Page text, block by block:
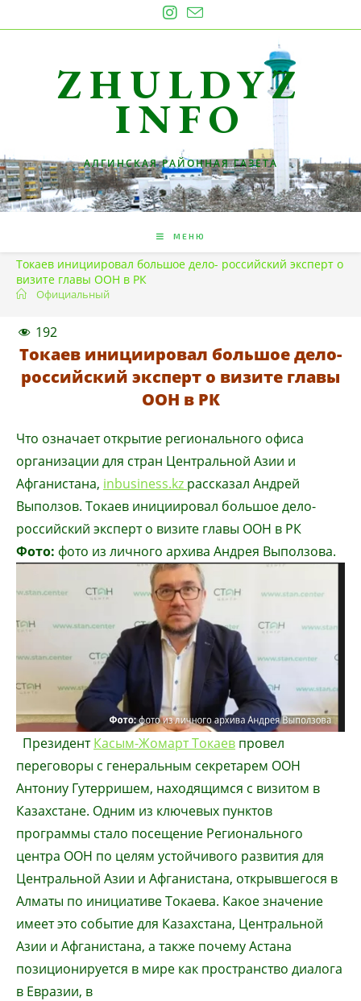
к
ZHULDYZ
INFO
АЛГИНСКАЯ РАЙОННАЯ ГАЗЕТА
МЕНЮ
Токаев инициировал большое дело- российский эксперт о
визите главы ООН в РК
Официальный
192
Токаев инициировал большое дело-
российский эксперт о визите главы
ООН в РК
Что означает открытие регионального офиса
организации для стран Центральной Азии и
Афганистана, inbusiness.kz рассказал Андрей
Выползов. Токаев инициировал большое дело-
российский эксперт о визите главы ООН в РК
Фото: фото из личного архива Андрея Выползова.
ПрезидентКасым-Жомарт Токаев провел
переговоры с генеральным секретарем ООН
Антониу Гутерришем, находящимся с визитом в
Казахстане. Одним из ключевых пунктов
программы стало посещение Регионального
центра ООН по целям устойчивого развития для
Центральной Азии и Афганистана, открывшегося в
Алматы по инициативе Токаева. Какое значение
имеет это событие для Казахстана, Центральной
Азии и Афганистана, а также почему Астана
позиционируется в мире как пространство диалога
в Евразии, в